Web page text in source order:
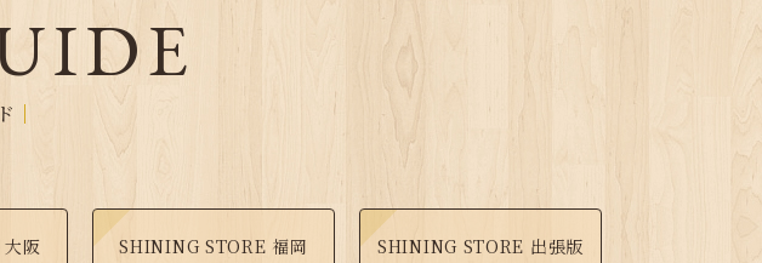
阪 SHINING STORE 福岡 SHINING STORE 出張版